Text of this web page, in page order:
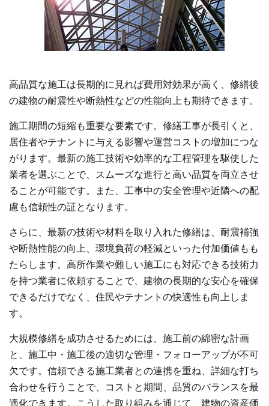
高品質な施工は長期的に見れば費用対効果が高く、修繕後
の建物の耐震性や断熱性などの性能向上も期待できます。
施工期間の短縮も重要な要素です。修繕工事が長引くと、
居住者やテナントに与える影響や運営コストの増加につな
がります。最新の施工技術や効率的な工程管理を駆使した
業者を選ぶことで、スムーズな進行と高い品質を両立させ
ることが可能です。また、工事中の安全管理や近隣への配
慮も信頼性の証となります。
さらに、最新の技術や材料を取り入れた修繕は、耐震補強
や断熱性能の向上、環境負荷の軽減といった付加価値もも
たらします。高所作業や難しい施工にも対応できる技術力
を持つ業者に依頼することで、建物の長期的な安心を確保
できるだけでなく、住民やテナントの快適性も向上しま
す。
大規模修繕を成功させるためには、施工前の綿密な計画
と、施工中・施工後の適切な管理・フォローアップが不可
欠です。信頼できる施工業者との連携を重ね、詳細な打ち
合わせを行うことで、コストと期間、品質のバランスを最
適化できます。こうした取り組みを通じて、建物の資産価